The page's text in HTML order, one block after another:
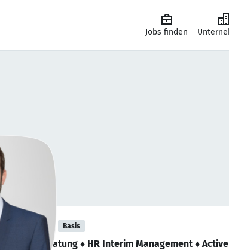
Jobs finden
Basis
♦ HR Interim Management ♦